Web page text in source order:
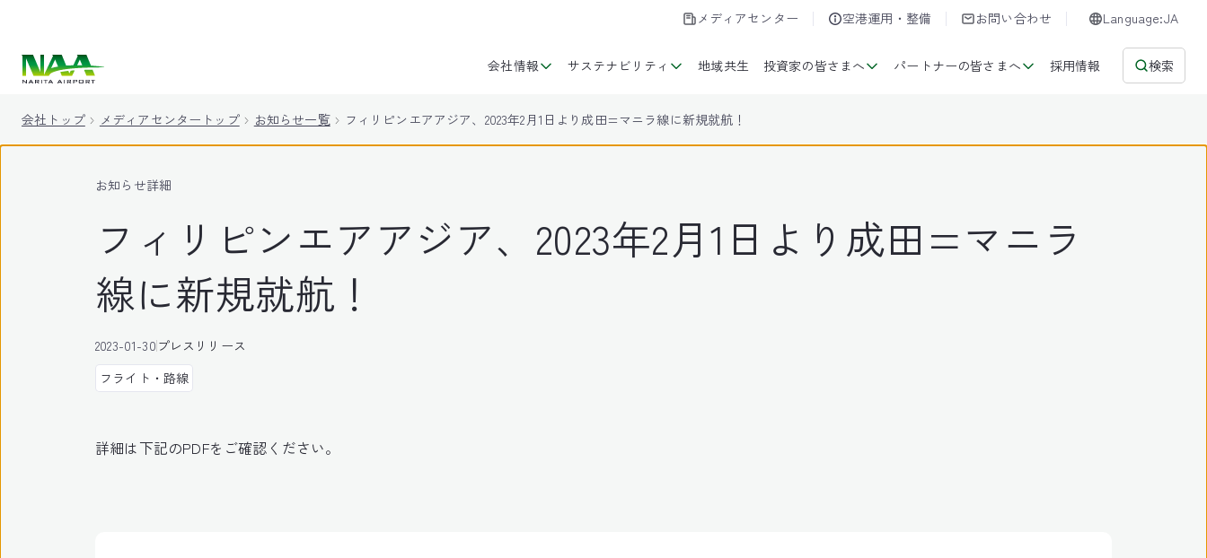
メディアセンター 空港運用・整備 お問い合わせ Language:JA
会社情報 サステナビリティ 地域共生 投資家の皆さまへ パートナーの皆さまへ 採用情報 検索
会社トップ メディアセンタートップ お知らせ一覧 フィリピンエアアジア、2023年2月1日より成田=マニラ線に新規就航！
お知らせ詳細
フィリピンエアアジア、2023年2月1日より成田=マニラ
線に新規就航！
2023-01-30プレスリリース
フライト・路線
詳細は下記のPDFをご確認ください。